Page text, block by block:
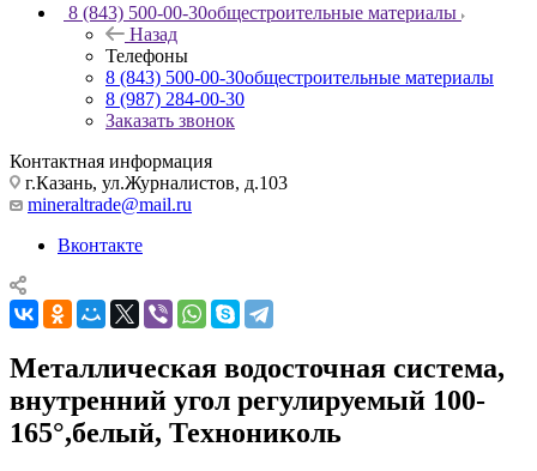
8 (843) 500-00-30общестроительные материалы
Назад
Телефоны
8 (843) 500-00-30общестроительные материалы
8 (987) 284-00-30
Заказать звонок
Контактная информация
г.Казань, ул.Журналистов, д.103
mineraltrade@mail.ru
Вконтакте
Металлическая водосточная система,
внутренний угол регулируемый 100-
165°,белый, Технониколь